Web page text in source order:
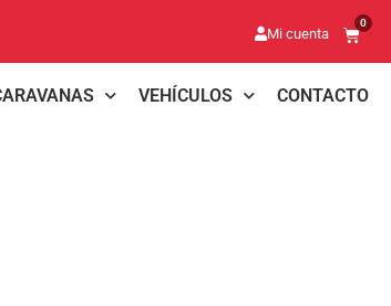
Mi cuenta
0
VEHÍCULOS CONTACTO